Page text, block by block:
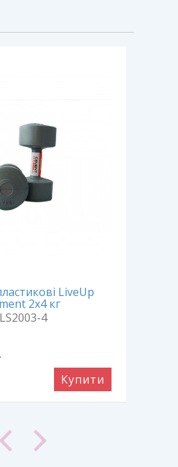
LiveUp
2х4 кг
LS2003-4
Купити